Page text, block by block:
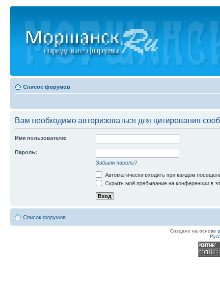
Список форумов
Вам необходимо авторизоваться для цитирования
Имя пользователя:
Пароль:
Забыли пароль?
Автоматически входить при каждом
Скрыть моё пребывание на конференции в
Список форумов
Создано на основе